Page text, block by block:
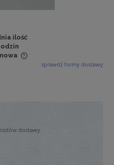
ilość
kosztów płatności
sprawdź formy dostawy
dostawy